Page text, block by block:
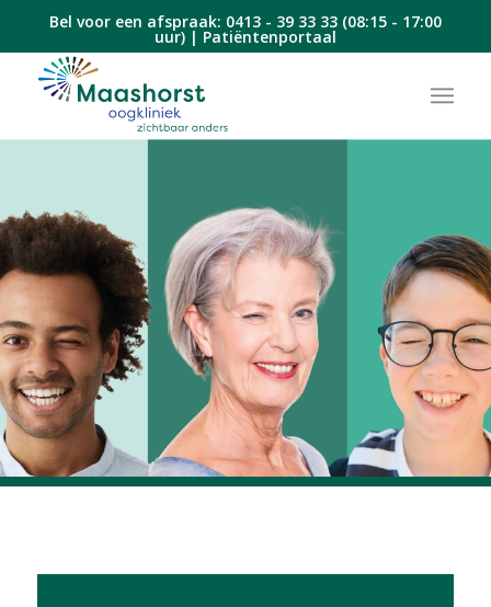
Bel voor een afspraak: 0413 - 39 33 33(08:15 - 17:00
uur) | Patiëntenportaal